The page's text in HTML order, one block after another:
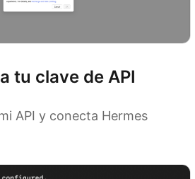
tu clave de API
API y conecta Hermes